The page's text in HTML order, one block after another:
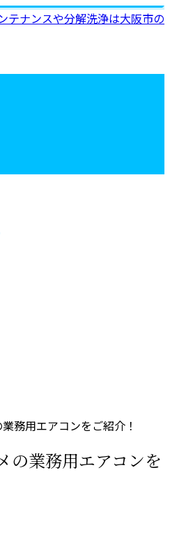
務用エアコンをご紹介！
の業務用エアコンを